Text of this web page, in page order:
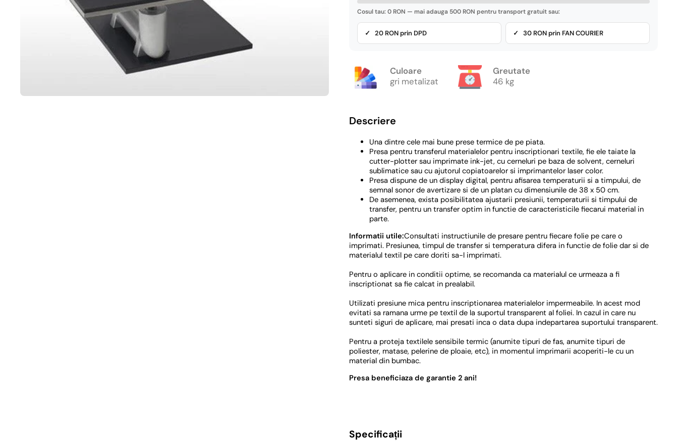
Cosul tau: 0 RON — mai adauga 500 RON pentru transport gratuit sau:
✓ 20 RON prin DPD ✓ 30 RON prin FAN COURIER
Culoare
gri metalizat
Greutate
46 kg
Descriere
Una dintre cele mai bune prese termice de pe piata.
Presa pentru transferul materialelor pentru inscriptionari textile, fie ele taiate la
cutter-plotter sau imprimate ink-jet, cu cerneluri pe baza de solvent, cerneluri
sublimatice sau cu ajutorul copiatoarelor si imprimantelor laser color.
Presa dispune de un display digital, pentru afisarea temperaturii si a timpului, de
semnal sonor de avertizare si de un platan cu dimensiunile de 38 x 50 cm.
De asemenea, exista posibilitatea ajustarii presiunii, temperaturii si timpului de
transfer, pentru un transfer optim in functie de caracteristicile fiecarui material in
parte.
Informatii utile:Consultati instructiunile de presare pentru fiecare folie pe care o
imprimati. Presiunea, timpul de transfer si temperatura difera in functie de folie dar si de
materialul textil pe care doriti sa-l imprimati.
Pentru o aplicare in conditii optime, se recomanda ca materialul ce urmeaza a fi
inscriptionat sa fie calcat in prealabil.
Utilizati presiune mica pentru inscriptionarea materialelor impermeabile. In acest mod
evitati sa ramana urme pe textil de la suportul transparent al foliei. In cazul in care nu
sunteti siguri de aplicare, mai presati inca o data dupa indepartarea suportului transparent.
Pentru a proteja textilele sensibile termic (anumite tipuri de fas, anumite tipuri de
poliester, matase, pelerine de ploaie, etc), in momentul imprimarii acoperiti-le cu un
material din bumbac.
Presa beneficiaza de garantie 2 ani!
Specificații